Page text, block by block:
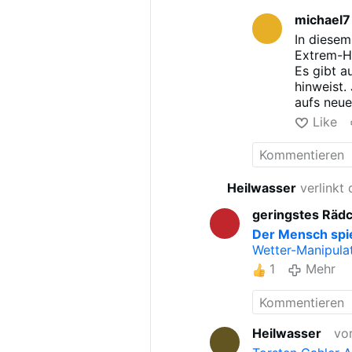
schließlich eine
Gott dem
von
erfahren?
michael7
In
Extrem-
Es gibt
hinweist.
aufs
Das ist
zu tun
Ist
Like
Heilwasser verlinkt
geringstes
Der Mensch
Wetter-
1
Mehr
Heilwasser